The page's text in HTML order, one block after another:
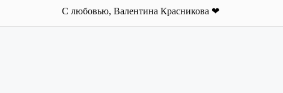
С любовью, Валентина Красникова ❤